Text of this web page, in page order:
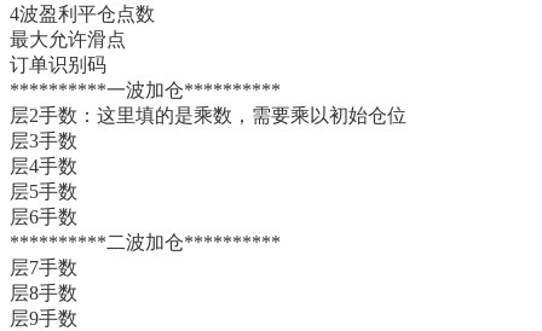
4波盈利平仓点数
最大允许滑点
订单识别码
**********一波加仓**********
层2手数：这里填的是乘数，需要乘以初始仓位
层3手数
层4手数
层5手数
层6手数
**********二波加仓**********
层7手数
层8手数
层9手数